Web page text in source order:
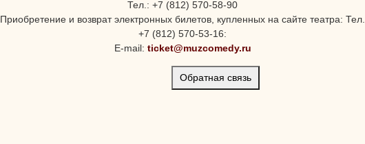
Тел.: +7 (812) 570-58-90
Приобретение и возврат электронных билетов, купленных на сайте театра: Тел.
+7 (812) 570-53-16:
E-mail: ticket@muzcomedy.ru
Обратная связь